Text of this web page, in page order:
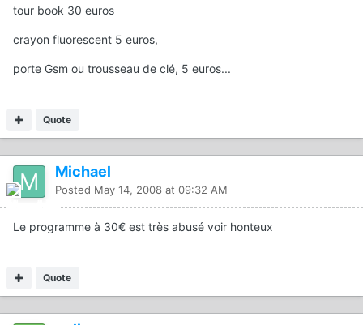
tour book 30 euros
crayon fluorescent 5 euros,
porte Gsm ou trousseau de clé, 5 euros...
Quote
Michael
Posted May 14, 2008 at 09:32 AM
Le programme à 30€ est très abusé voir honteux
Quote